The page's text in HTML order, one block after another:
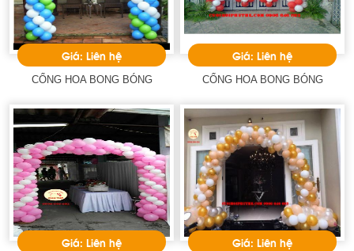
Giá: Liên hệ
CỔNG HOA BONG BÓNG
Giá: Liên hệ
CỔNG HOA BONG BÓNG
Giá: Liên hệ Giá: Liên hệ